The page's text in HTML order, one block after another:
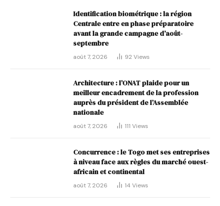
Identification biométrique : la région
Centrale entre en phase préparatoire
avant la grande campagne d’août-
septembre
août 7, 2026 92 Views
Architecture : l’ONAT plaide pour un
meilleur encadrement de la profession
auprès du président de l’Assemblée
nationale
août 7, 2026 111 Views
Concurrence : le Togo met ses entreprises
à niveau face aux règles du marché ouest-
africain et continental
août 7, 2026 14 Views